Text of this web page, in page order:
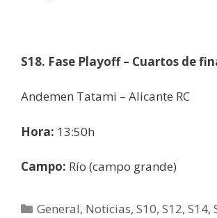
S18. Fase Playoff – Cuartos de
Andemen Tatami – Alicante RC
Hora: 13:50h
Campo: Río (campo grande)
General, Noticias,S10,S12,S14,